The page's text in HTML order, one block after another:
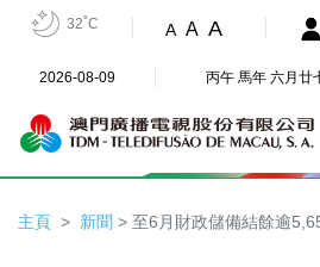
32˚C A A A
2026-08-09 丙午 馬年 六月廿
主頁 新聞 > 至6月財政儲備結餘逾